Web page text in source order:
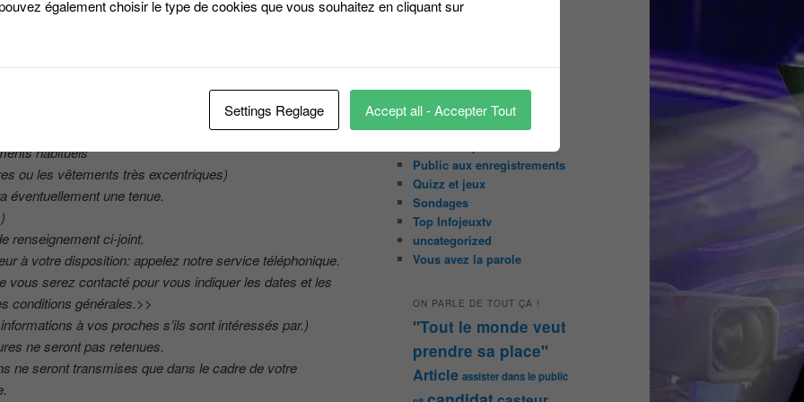
filles ou garçons (Accord des parents
habituels
ou les vêtements très excentriques)
éventuellement une tenue.
renseignement ci-joint.
à votre disposition: appelez notre service téléphonique.
vous serez contacté pour vous indiquer les dates et les
conditions générales.>>
à vos proches s’ils sont intéressés par.)
ne seront pas retenues.
ne seront transmises que dans le cadre de votre
Les pages réservées aux
Masqué
Les Portraits de Fannette
Malika la Fouine
Non classé
Public aux enregistrements
Quizz et jeux
Sondages
Top Infojeuxtv
uncategorized
Vous avez la parole
ON PARLE DE TOUT ÇA !
"Tout le monde veut
prendre sa place"
Article assister dans le public
également choisir le type de cookies que vous souhaitez en cliquant sur
Settings Reglage Accept all - Accepter Tout